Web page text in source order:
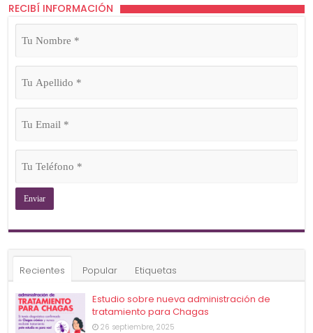
RECIBÍ INFORMACIÓN
Tu
Nombre
Tu
Apellido
Tu
Email
Tu
Teléfono
Recientes Popular Etiquetas
Estudio sobre nueva administración de
tratamiento para Chagas
26 septiembre, 2025